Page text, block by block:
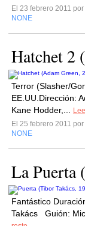
El 23 febrero 2011 por
NONE
Hatchet 2
Terror (Slasher/
EE.UU.Dirección:
Kane Hodder,...
El 25 febrero 2011 por
NONE
La Puerta
Fantástico
Takács Guión: